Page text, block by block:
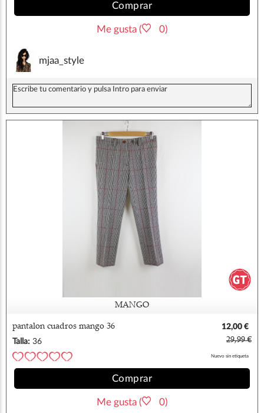
Comprar
Me gusta ( 0)
mjaa_style
MANGO
pantalon cuadros mango 36
12,00 €
Talla: 36 29,99 €
Nuevo sin etiqueta
Comprar
Me gusta ( 0)